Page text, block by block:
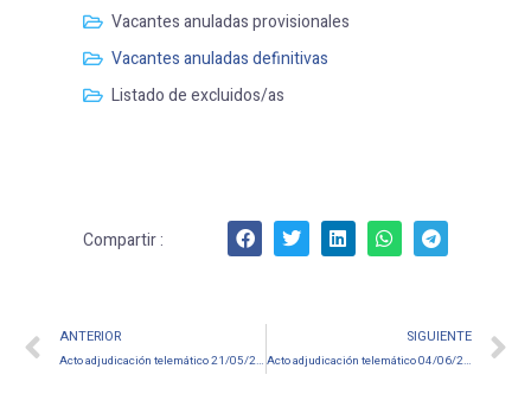
Vacantes anuladas provisionales
Vacantes anuladas definitivas
Listado de excluidos/as
Compartir :
ANTERIOR
Acto adjudicación telemático 21/05/2025 Interinos pertenecientes a los cuerpos de Secundaria, EOI y Otros
SIGUIENTE
Acto adjudicación telemático 04/06/2025 Interinos pertenecientes a los cuerpos de Secundaria, EOI y Otros